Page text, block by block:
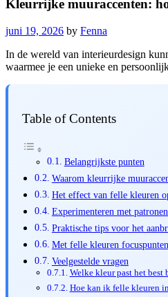
Kleurrijke muuraccenten:
juni 19, 2026 by Fenna
In de wereld van interieurdesign
waarmee je een unieke en
Table of Contents
Belangrijkste punten
Waarom kleurrijke
Het effect van felle kleuren
Experimenteren met
Praktische tips voor het
Met felle kleuren
Veelgestelde vragen
Welke kleur past het best
Hoe kan ik felle kleuren